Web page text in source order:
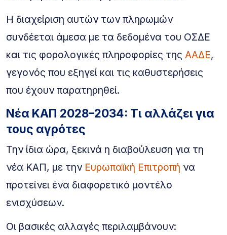
Η διαχείριση αυτών των πληρωμών
συνδέεται άμεσα με τα δεδομένα του ΟΣΔΕ
και τις φορολογικές πληροφορίες της ΑΑΔΕ,
γεγονός που εξηγεί και τις καθυστερήσεις
που έχουν παρατηρηθεί.
Νέα ΚΑΠ 2028–2034: Τι αλλάζει για
τους αγρότες
Την ίδια ώρα, ξεκινά η διαβούλευση για τη
νέα ΚΑΠ, με την Ευρωπαϊκή Επιτροπή να
προτείνει ένα διαφορετικό μοντέλο
ενισχύσεων.
Οι βασικές αλλαγές περιλαμβάνουν: